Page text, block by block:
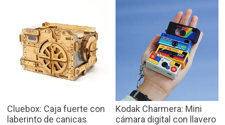
Cluebox: Caja fuerte con
laberinto de canicas
Kodak Charmera: Mini
cámara digital con llavero